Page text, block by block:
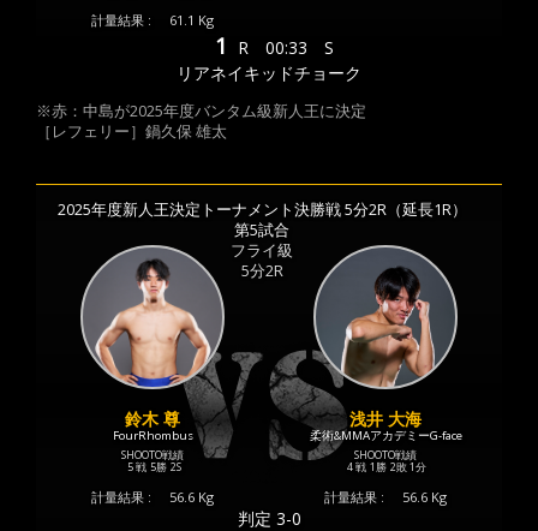
計量結果 : 61.1 Kg
1 R 00:33
S
リアネイキッドチョーク
※赤：中島が2025年度バンタム級新人王に決定
［レフェリー］鍋久保 雄太
2025年度新人王決定トーナメント決勝戦 5分2R（延長1R）
第5試合
フライ級
5分2R
鈴木 尊
FourRhombus
SHOOTO戦績
5 戦 5勝 2S
計量結果 : 56.6 Kg
浅井 大海
柔術&MMAアカデミーG-face
SHOOTO戦績
4 戦 1勝 2敗 1分
計量結果 : 56.6 Kg
判定 3-0